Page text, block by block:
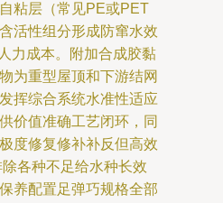
粘层（常见PE或PET
活性组分形成防窜水效
力成本。附加合成胶黏
为重型屋顶和下游结网
挥综合系统水准性适应
价值准确工艺闭环，同
度修复修补补反但高效
各种不足给水种长效
养配置足弹巧规格全部